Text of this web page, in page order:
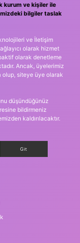
kurum ve kişiler ile
bilgiler taslak
ve İletişim
olarak hizmet
olarak denetleme
Ancak, üyelerimiz
olup, siteye üye olarak
düşündüğünüz
bildirmeniz
kaldırılacaktır.